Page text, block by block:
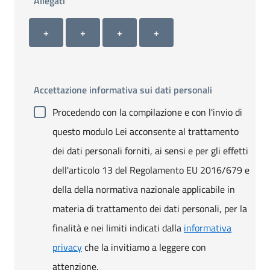
Allegato 1
+
Allegato 2
+
Allegato 3
+
Allegato 4
+
Accettazione informativa sui dati personali
Procedendo con la compilazione e con l'invio di
questo modulo Lei acconsente al trattamento
dei dati personali forniti, ai sensi e per gli effetti
dell'articolo 13 del Regolamento EU 2016/679 e
della della normativa nazionale applicabile in
materia di trattamento dei dati personali, per la
finalità e nei limiti indicati dalla informativa
privacyche la invitiamo a leggere con
attenzione.